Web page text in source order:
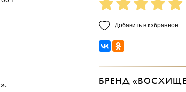
Добавить в избранное
БРЕНД